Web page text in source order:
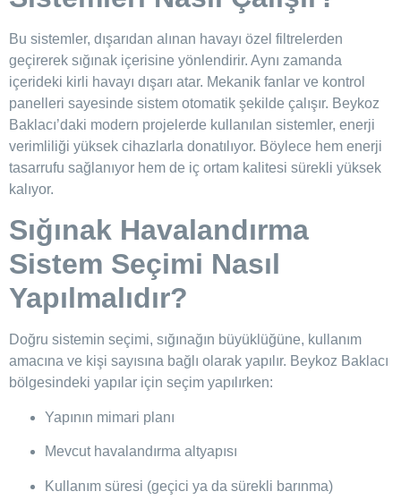
Bu sistemler, dışarıdan alınan havayı özel filtrelerden
geçirerek sığınak içerisine yönlendirir. Aynı zamanda
içerideki kirli havayı dışarı atar. Mekanik fanlar ve kontrol
panelleri sayesinde sistem otomatik şekilde çalışır. Beykoz
Baklacı’daki modern projelerde kullanılan sistemler, enerji
verimliliği yüksek cihazlarla donatılıyor. Böylece hem enerji
tasarrufu sağlanıyor hem de iç ortam kalitesi sürekli yüksek
kalıyor.
Sığınak Havalandırma
Sistem Seçimi Nasıl
Yapılmalıdır?
Doğru sistemin seçimi, sığınağın büyüklüğüne, kullanım
amacına ve kişi sayısına bağlı olarak yapılır. Beykoz Baklacı
bölgesindeki yapılar için seçim yapılırken:
Yapının mimari planı
Mevcut havalandırma altyapısı
Kullanım süresi (geçici ya da sürekli barınma)